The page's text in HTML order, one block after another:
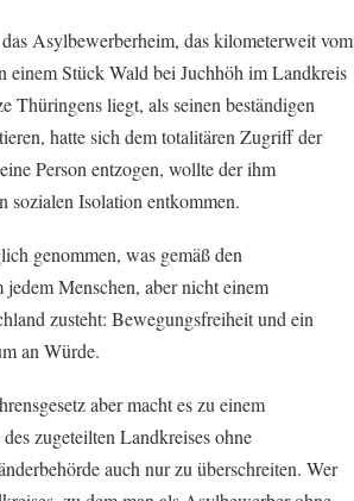
Asylbewerberheim, das kilometerweit vom
einem Stück Wald bei Juchhöh im Landkreis
Thüringens liegt, als seinen beständigen
hatte sich dem totalitären Zugriff der
Person entzogen, wollte der ihm
sozialen Isolation entkommen.
genommen, was gemäß den
jedem Menschen, aber nicht einem
zusteht: Bewegungsfreiheit und ein
an Würde.
aber macht es zu einem
zugeteilten Landkreises ohne
auch nur zu überschreiten. Wer